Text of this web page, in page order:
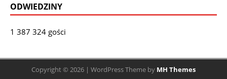
ODWIEDZINY
1 387 324 gości
Copyright © 2026 | WordPress Theme by MH Themes